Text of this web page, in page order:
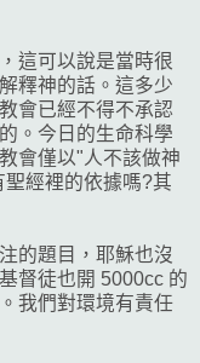
這可以說是當時很
釋神的話。這多少
會已經不得不承認
。今日的生命科學
會僅以"人不該做神
經裡的依據嗎?其
的題目，耶穌也沒
督徒也開 5000cc 的
我們對環境有責任